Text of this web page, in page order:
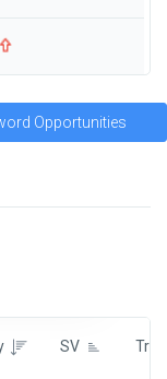
Opportunities
SV